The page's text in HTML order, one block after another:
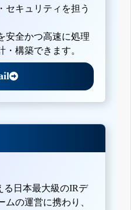
セキュリティを担う
安全かつ高速に処理
・構築できます。
る日本最大級のIRデ
ムの運営に携わり、